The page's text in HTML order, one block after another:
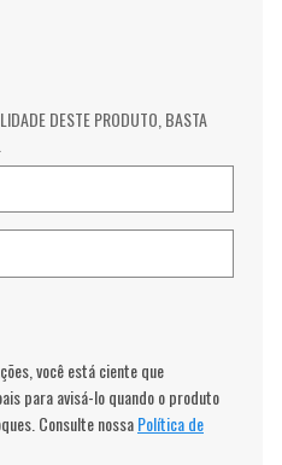
DESTE PRODUTO, BASTA
você está ciente que
para avisá-lo quando o produto
Consulte nossaPolítica de